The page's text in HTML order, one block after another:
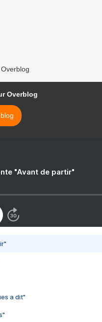
Overblog
"Avant de partir"
a dit"